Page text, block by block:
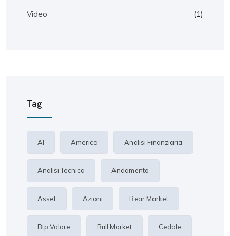
Video (1)
Tag
AI America Analisi Finanziaria
Analisi Tecnica Andamento
Asset Azioni Bear Market
Btp Valore Bull Market Cedole